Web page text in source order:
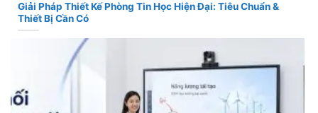
Giải Pháp Thiết Kế Phòng Tin Học Hiện Đại: Tiêu Chuẩn &
Thiết Bị Cần Có